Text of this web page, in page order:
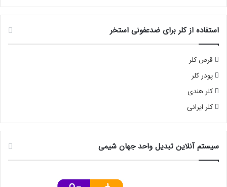
استفاده از کلر برای ضدعفونی استخر
قرص کلر
پودر کلر
کلر هندی
کلر ایرانی
سیستم آنلاین تبدیل واحد جهان شیمی